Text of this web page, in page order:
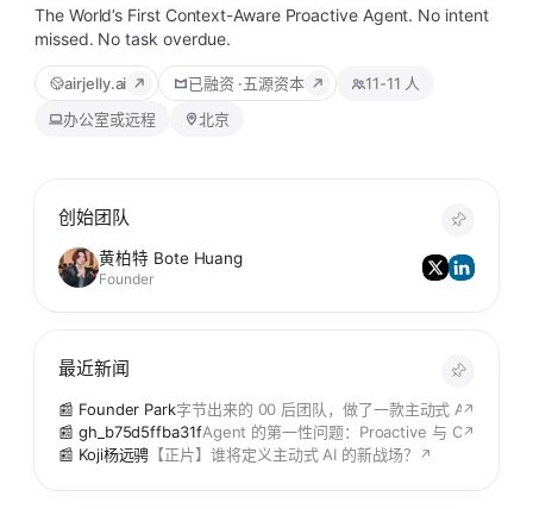
The World’s First Context-Aware Proactive Agent. No intent
missed. No task overdue.
airjelly.ai 已融资 ·五源资本
11-11 人
办公室或远程
北京
创始团队
黄柏特 Bote Huang
Founder
最近新闻
📰 Founder Park字节出来的 00 后团队，做了一款主动式 AI 桌面助
↗
📰 gh_b75d5ffba31fAgent 的第一性问题：Proactive 与 Context 经
↗
📰 Koji杨远骋 【正片】谁将定义主动式 AI 的新战场？ ↗